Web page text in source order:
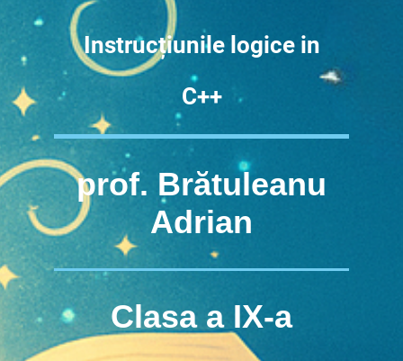
Instrucțiunile logice in
C++
prof. Brătuleanu
Adrian
Clasa a IX-a